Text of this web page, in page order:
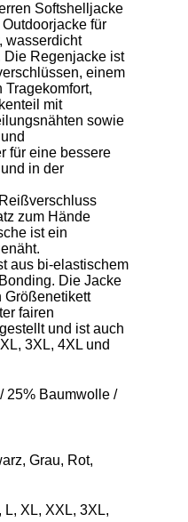
Softshelljacke
für
wasserdicht
Die Regenjacke ist
einem
Tragekomfort,
mit
sowie
für eine bessere
in der
zum Hände
ist ein
aus bi-elastischem
Die Jacke
Größenetikett
fairen
und ist auch
3XL, 4XL und
25% Baumwolle /
Grau, Rot,
L, XL, XXL, 3XL,